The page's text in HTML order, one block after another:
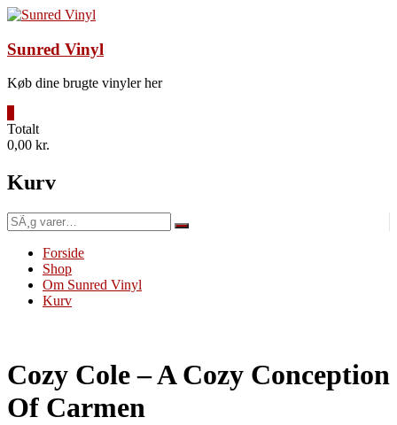
Videre
indhold
Sunred Vinyl
Køb dine brugte vinyler her
Totalt
0,00 kr.
Kurv
SÃ¸g
efter:
Forside
Shop
Om Sunred Vinyl
Kurv
Cozy Cole – A Cozy Conception
Of Carmen